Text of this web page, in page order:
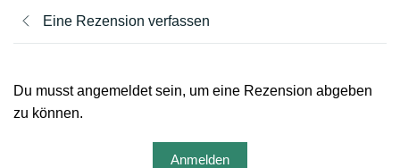
Eine Rezension verfassen
Du musst angemeldet sein, um eine Rezension abgeben
zu können.
Anmelden